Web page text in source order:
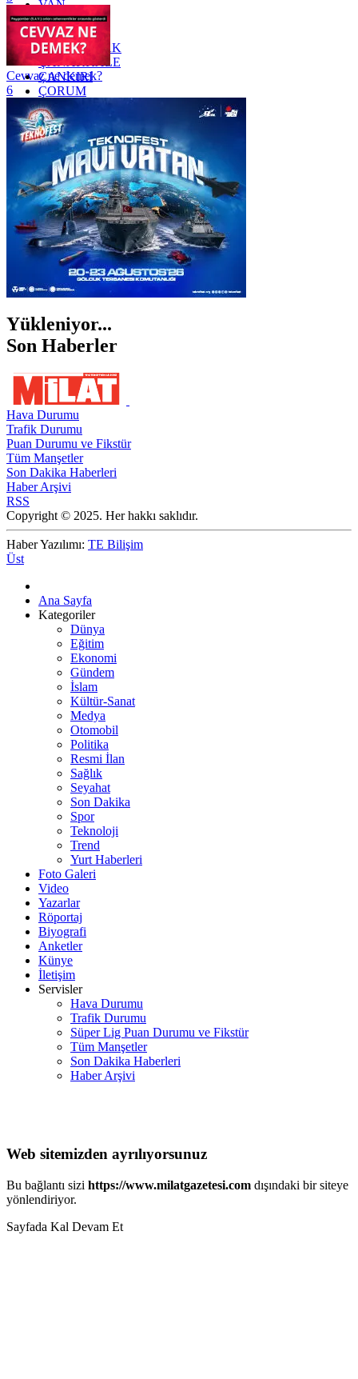
VAN
YALOVA
YOZGAT
ZONGULDAK
ÇANAKKALE
ÇANKIRI
ÇORUM
İSTANBUL
İZMİR
ŞANLIURFA
ŞIRNAK
Cevvaz ne demek?
6
Yükleniyor...
Son Haberler
Hava Durumu
Trafik Durumu
Puan Durumu ve Fikstür
Tüm Manşetler
Son Dakika Haberleri
Haber Arşivi
RSS
Copyright © 2025. Her hakkı saklıdır.
Haber Yazılımı: TE Bilişim
Üst
Ana Sayfa
Kategoriler
Dünya
Eğitim
Ekonomi
Gündem
İslam
Kültür-Sanat
Medya
Otomobil
Politika
Resmi İlan
Sağlık
Seyahat
Son Dakika
Spor
Teknoloji
Trend
Yurt Haberleri
Foto Galeri
Video
Yazarlar
Röportaj
Biyografi
Anketler
Künye
İletişim
Servisler
Hava Durumu
Trafik Durumu
Süper Lig Puan Durumu ve Fikstür
Tüm Manşetler
Son Dakika Haberleri
Haber Arşivi
Web sitemizden ayrılıyorsunuz
Bu bağlantı sizi https://www.milatgazetesi.com dışındaki bir siteye
yönlendiriyor.
Sayfada Kal Devam Et